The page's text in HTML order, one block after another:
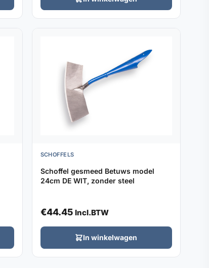
SCHOFFELS
Schoffel gesmeed Betuws model
24cm DE WIT, zonder steel
€44.45 Incl.BTW
In winkelwagen